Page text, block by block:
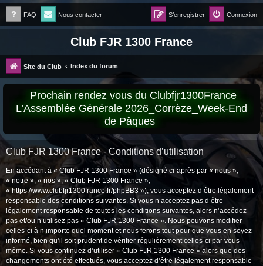
FAQ Nous contacter Connexion
S’enregistrer
Club FJR 1300 France
Site du Club Index du forum
Prochain rendez vous du Clubfjr1300France
L’Assemblée Générale 2026_Corrèze_Week-End
de Pâques
Club FJR 1300 France - Conditions d’utilisation
En accédant à « Club FJR 1300 France » (désigné ci-après par « nous »,
« notre », « nos », « Club FJR 1300 France »,
« https://www.clubfjr1300france.fr/phpBB3 »), vous acceptez d’être légalement
responsable des conditions suivantes. Si vous n’acceptez pas d’être
légalement responsable de toutes les conditions suivantes, alors n’accédez
pas et/ou n’utilisez pas « Club FJR 1300 France ». Nous pouvons modifier
celles-ci à n’importe quel moment et nous ferons tout pour que vous en soyez
informé, bien qu’il soit prudent de vérifier régulièrement celles-ci par vous-
même. Si vous continuez d’utiliser « Club FJR 1300 France » alors que des
changements ont été effectués, vous acceptez d’être légalement responsable